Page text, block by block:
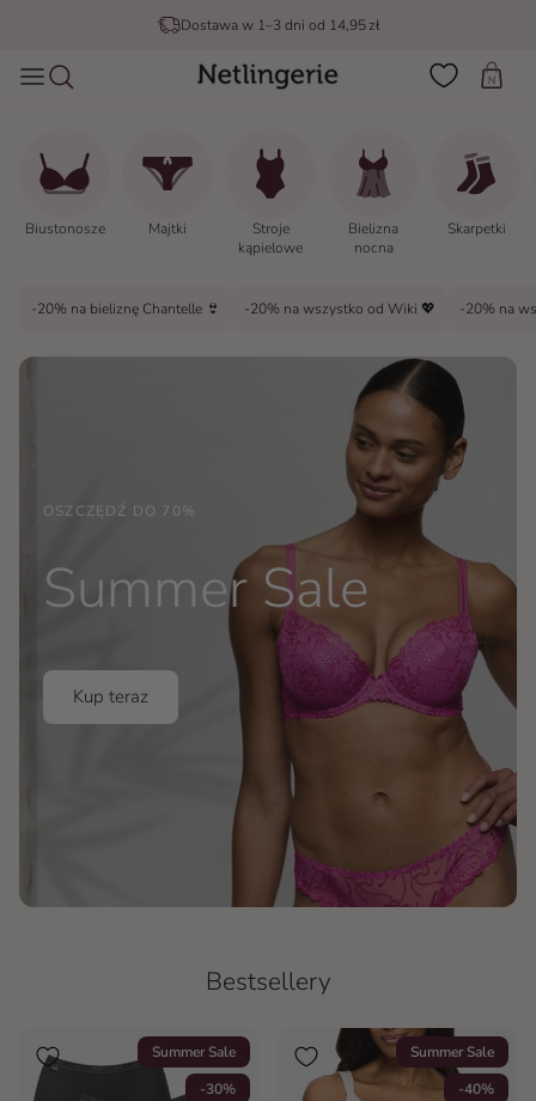
Dostawa w 1–3 dni od 14,95 zł
Wózek
Biustonosze Majtki
Stroje
kąpielowe
Bielizna
nocna
Skarpetki
-20% na bieliznę Chantelle 👙 -20% na wszystko od Wiki 💖 -20% na
OSZCZĘDŹ DO 70%
Summer Sale
Kup teraz
Bestsellery
Summer Sale
-30%
Summer Sale
-40%